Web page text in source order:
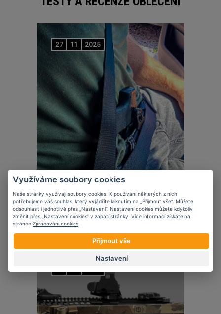
27 11 2025
5 věcí, které zvážit při nošení krátké
zbraně ve vozidle
Využíváme soubory cookies
Naše stránky využívají soubory cookies. K používání některých z nich
potřebujeme váš souhlas, který vyjádříte kliknutím na „Přijmout vše“. Můžete
odsouhlasit i jednotlivě přes „Nastavení“. Nastavení cookies můžete kdykoliv
změnit přes „Nastavení cookies“ v zápatí stránky. Více informací získáte na
stránce Zpracování cookies
Přijmout vše
Nastavení